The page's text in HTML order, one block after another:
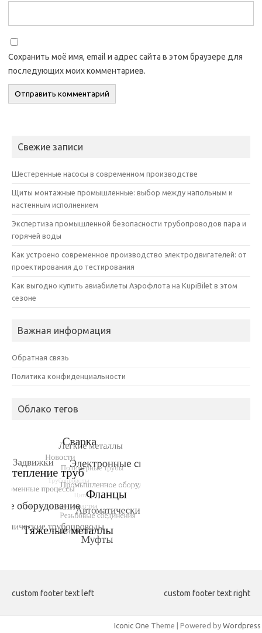
Сохранить моё имя, email и адрес сайта в этом браузере для
последующих моих комментариев.
Свежие записи
Шестеренные насосы в современном производстве
Щиты монтажные промышленные: выбор между напольным и
настенным исполнением
Экспертиза промышленной безопасности трубопроводов пара и
горячей воды
Как устроено современное производство электродвигателей: от
проектирования до тестирования
Как выгодно купить авиабилеты Аэрофлота на KupiBilet в этом
сезоне
Важная информация
Обратная связь
Политика конфиденциальности
Облако тегов
custom footer text left custom footer text right
Iconic One Theme | Powered by Wordpress